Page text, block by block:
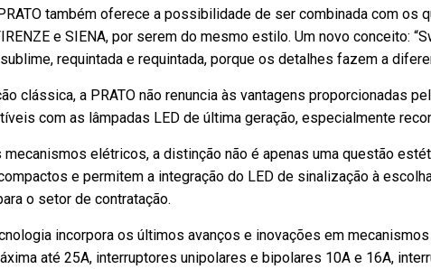
também oferece a possibilidade de ser combinada com
e SIENA, por serem do mesmo estilo. Um novo conceito:
requintada e requintada, porque os detalhes fazem a
clássica, a PRATO não renuncia às vantagens proporcionadas
com as lâmpadas LED de última geração, especialmente
mecanismos elétricos, a distinção não é apenas uma questão
e permitem a integração do LED de sinalização à
o setor de contratação.
incorpora os últimos avanços e inovações em
até 25A, interruptores unipolares e bipolares 10A e 16A,